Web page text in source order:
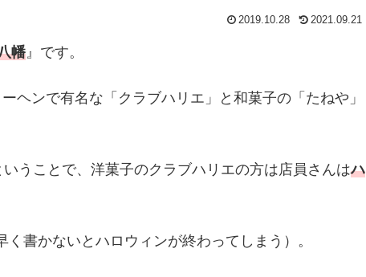
2019.10.28 2021.09.21
幡 』です。
ヘンで有名な「クラブハリエ」と和菓子の「たねや」
うことで、洋菓子のクラブハリエの方は店員さんはハ
書かないとハロウィンが終わってしまう）。